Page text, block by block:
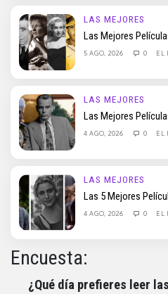
LAS MEJORES
Las Mejores
5 AGO, 2026 0 EL
LAS MEJORES
Las Mejores
4 AGO, 2026 0 EL
LAS MEJORES
Las 5 Mejores
4 AGO, 2026 0 EL
Encuesta:
¿Qué día prefieres leer